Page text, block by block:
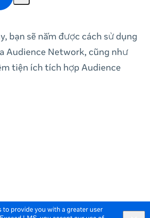
to provide you with a greater user
bạn sẽ nắm được cách sử dụng
Audience Network, cũng như
tiện ích tích hợp Audience